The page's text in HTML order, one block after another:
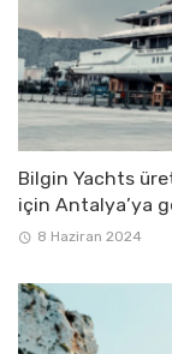
Bilgin Yachts
için Antalya’ya
8 Haziran 2024